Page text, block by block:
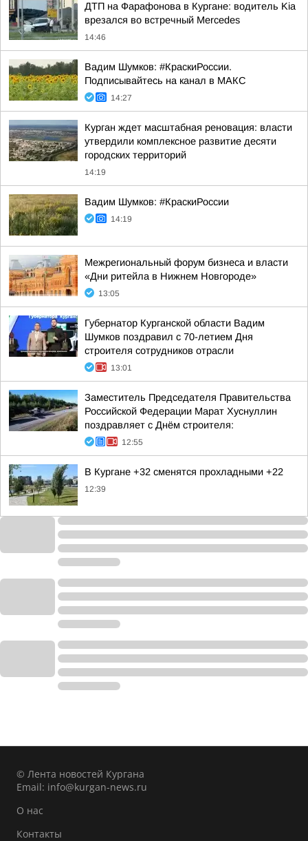
ДТП на Фарафонова в Кургане: водитель Kia
врезался во встречный Mercedes
14:46
Вадим Шумков: #КраскиРоссии.
Подписывайтесь на канал в МАКС
14:27
Курган ждет масштабная реновация: власти
утвердили комплексное развитие десяти
городских территорий
14:19
Вадим Шумков: #КраскиРоссии
14:19
Межрегиональный форум бизнеса и власти
«Дни ритейла в Нижнем Новгороде»
13:05
Губернатор Курганской области Вадим
Шумков поздравил с 70-летием Дня
строителя сотрудников отрасли
13:01
Заместитель Председателя Правительства
Российской Федерации Марат Хуснуллин
поздравляет с Днём строителя:
12:55
В Кургане +32 сменятся прохладными +22
12:39
© Лента новостей Кургана
Email: info@kurgan-news.ru
О нас
Контакты